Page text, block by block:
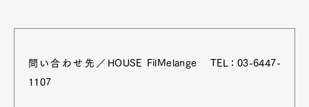
問い合わせ先／HOUSE FilMelange TEL：03-6447-
1107